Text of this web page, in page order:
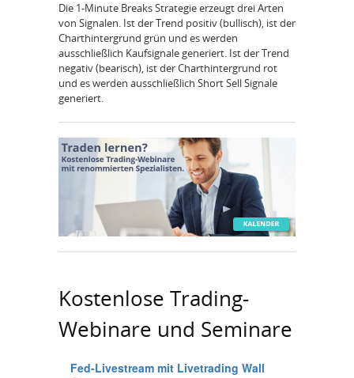
Die 1-Minute Breaks Strategie erzeugt drei Arten
von Signalen. Ist der Trend positiv (bullisch), ist der
Charthintergrund grün und es werden
ausschließlich Kaufsignale generiert. Ist der Trend
negativ (bearisch), ist der Charthintergrund rot
und es werden ausschließlich Short Sell Signale
generiert.
Kostenlose Trading-
Webinare und Seminare